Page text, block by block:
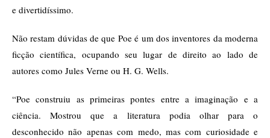
e divertidíssimo.
Não restam dúvidas de que Poe é um dos inventores da moderna
ficção científica, ocupando seu lugar de direito ao lado de
autores como Jules Verne ou H. G. Wells.
“Poe construiu as primeiras pontes entre a imaginação e a
ciência. Mostrou que a literatura podia olhar para o
desconhecido não apenas com medo, mas com curiosidade e